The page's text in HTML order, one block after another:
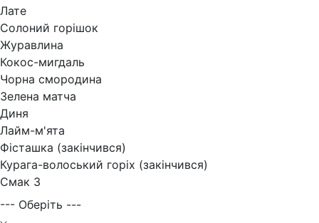
Лате
Солоний горішок
Журавлина
Кокос-мигдаль
Чорна смородина
Зелена матча
Диня
Лайм-м'ята
Фісташка (закінчився)
Курага-волоський горіх (закінчився)
Смак 3
--- Оберіть ---